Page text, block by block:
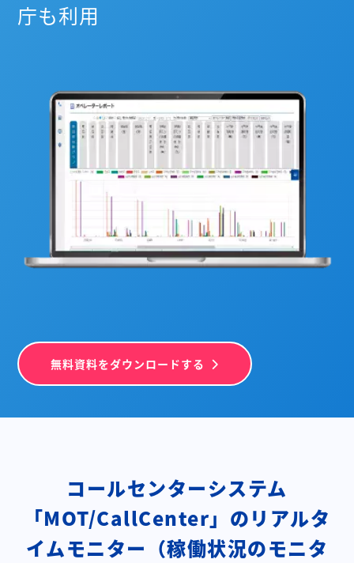
庁も利用
無料資料をダウンロードする
コールセンターシステム
「MOT/CallCenter」のリアルタ
イムモニター（稼働状況のモニタ